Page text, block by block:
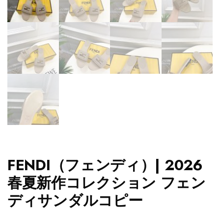
FENDI（フェンディ）| 2026
春夏新作コレクション フェン
ディサンダルコピー